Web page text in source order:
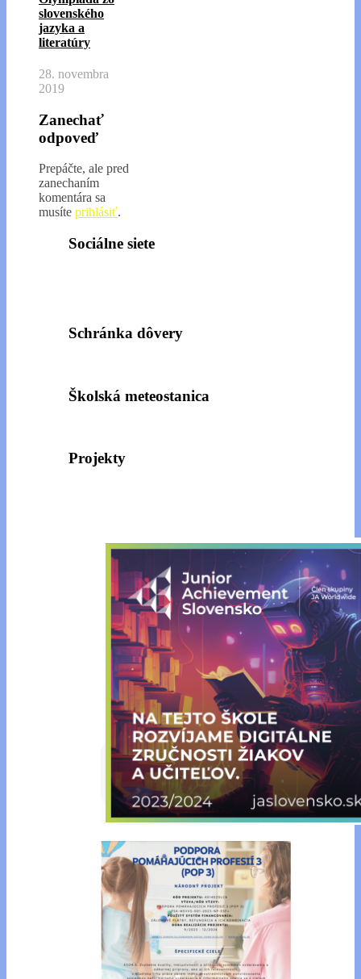
slovenského
jazyka a
literatúry
28. novembra
2019
Zanechať
odpoveď
Prepáčte, ale pred
zanechaním
komentára sa
musíte prihlásiť.
Sociálne siete
Schránka dôvery
Školská meteostanica
Projekty